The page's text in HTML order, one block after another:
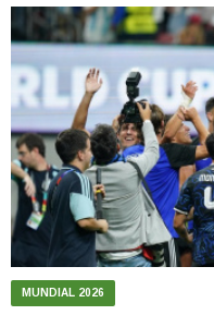
MUNDIAL 2026